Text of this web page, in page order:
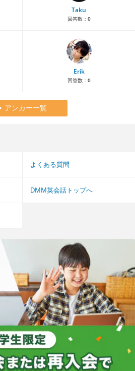
Taku
回答数： 0
Erik
回答数： 0
アンカー一覧
よくある質問
DMM英会話トップへ